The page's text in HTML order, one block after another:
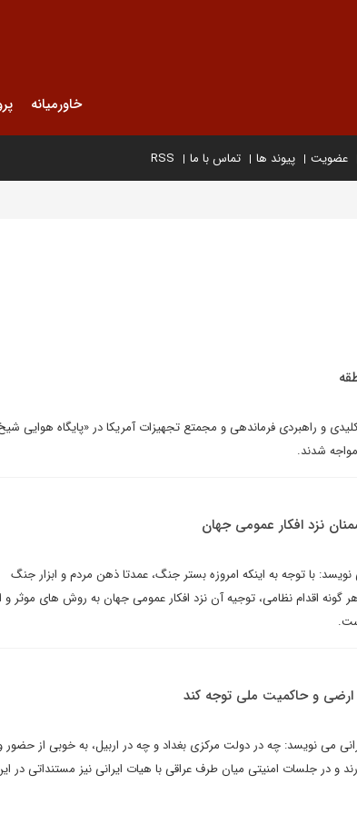
خاورمیانه
عضویت پیوند ها تماس با ما RSS
روابط عمومی سپاه پاسداران ۱۰ نقطه کلیدی و راهبردی فرماندهی و مجمتع تجهیزات آمریکا در «پایگاه هوایی
شدند.
نزد افکار عمومی جهان
نویسد: با توجه به اینکه امروزه بستر جنگ، عمدتا ذهن مردم و ابزار جنگ
گونه اقدام نظامی، توجیه آن نزد افکار عمومی جهان به روش های موثر و
و حاکمیت ملی توجه کند
می نویسد: چه در دولت مرکزی بغداد و چه در اربیل، به خوبی از حضور
و در جلسات امنیتی میان طرف عراقی با هیات ایرانی نیز مستنداتی در